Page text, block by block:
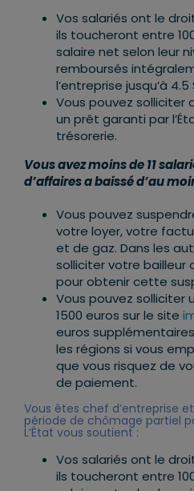
Vos salariés ont le
ils toucheront entre
salaire net selon leur
remboursés
l’entreprise jusqu’à 4.5
Vous pouvez solliciter
un prêt garanti par
trésorerie.
Vous avez moins de 11
d’affaires a baissé d’au
Vous pouvez
votre loyer, votre
et de gaz. Dans les
solliciter votre bailleur
pour obtenir cette
Vous pouvez solliciter
1500 euros sur le site
euros
les régions si vous
que vous risquez de
de paiement.
Vous êtes chef d’entreprise
période de chômage partiel
L’État vous soutient :
Vos salariés ont le
ils toucheront entre